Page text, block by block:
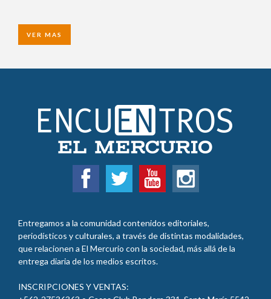
VER MAS
Entregamos a la comunidad contenidos editoriales,
periodísticos y culturales, a través de distintas modalidades,
que relacionen a El Mercurio con la sociedad, más allá de la
entrega diaria de los medios escritos.
INSCRIPCIONES Y VENTAS: